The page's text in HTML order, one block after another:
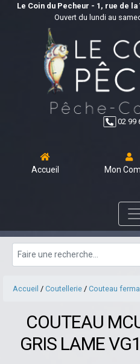
Le Coin du Pecheur - 1, rue de
Ouvert du lundi au
02 99
Accueil Mon
Accueil / Coutellerie / Couteau
COUTEAU
GRIS LAME